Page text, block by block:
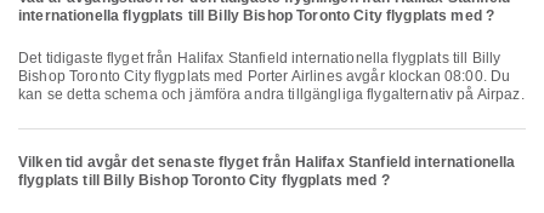
internationella flygplats till Billy Bishop Toronto City flygplats med ?
Det tidigaste flyget från Halifax Stanfield internationella flygplats till Billy
Bishop Toronto City flygplats med Porter Airlines avgår klockan 08:00. Du
kan se detta schema och jämföra andra tillgängliga flygalternativ på Airpaz.
Vilken tid avgår det senaste flyget från Halifax Stanfield internationella
flygplats till Billy Bishop Toronto City flygplats med ?